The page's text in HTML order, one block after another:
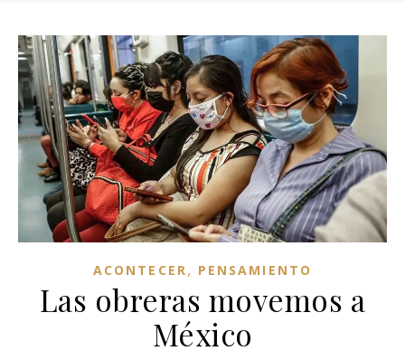
ACONTECER, PENSAMIENTO
Las obreras movemos a
México